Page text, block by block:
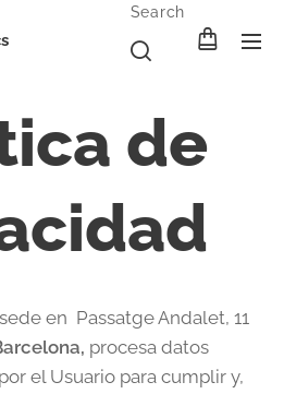
Search
de
en Passatge Andalet, 11
, procesa datos
el Usuario para cumplir y,